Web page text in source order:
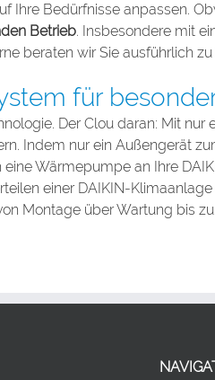
Ihre Bedürfnisse anpassen.
Betrieb. Insbesondere mit
beraten wir Sie ausführlich
für
Der Clou daran: Mit nur
Indem nur ein Außengerät
Wärmepumpe an Ihre
einer DAIKIN-
Montage über Wartung bis